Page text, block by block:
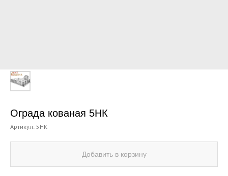
Ограда кованая 5НК
Артикул: 5НК
Добавить в корзину